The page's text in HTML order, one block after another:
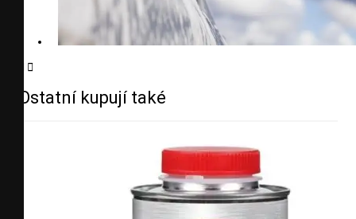

Ostatní kupují také